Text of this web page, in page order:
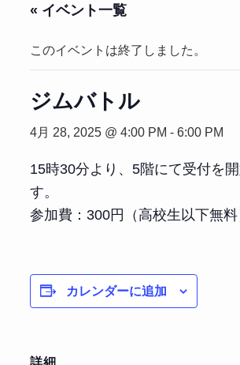
« イベント一覧
このイベントは終了しました。
ジムバトル
4月 28, 2025 @ 4:00 PM - 6:00 PM
15時30分より、5階にて受付を
す。
参加費：300円（高校生以下無料
カレンダーに追加
詳細